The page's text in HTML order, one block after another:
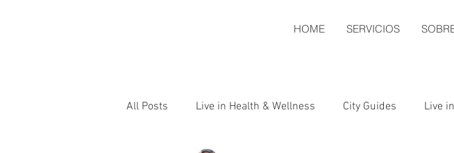
HOME SERVICIOS
All Posts Live in Health & Wellness City Guides Live